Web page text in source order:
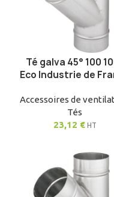
AJOUTER AU PANIER
Té galva 45° 100
Eco Industrie de
Accessoires de
Tés
23,12 € HT